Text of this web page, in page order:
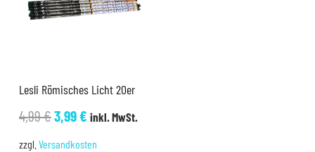
Lesli Römisches Licht 20er
4,99€Ursprünglicher
3,99€Aktueller
inkl. MwSt.
zzgl. Versandkosten